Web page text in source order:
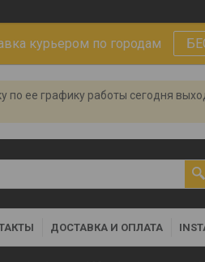
курьером по городам
ее графику работы сегодня
ДОСТАВКА И ОПЛАТА